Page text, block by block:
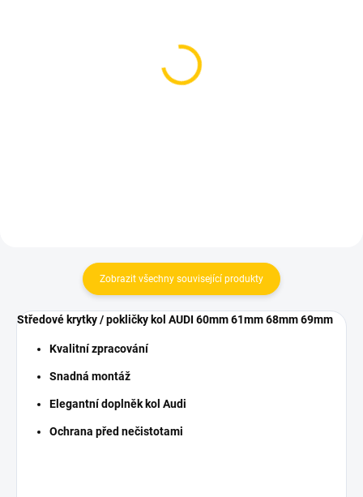
Zobrazit všechny související produkty
Středové krytky / pokličky kol AUDI 60mm 61mm 68mm 69mm
Kvalitní zpracování
Snadná montáž
Elegantní doplněk kol Audi
Ochrana před nečistotami